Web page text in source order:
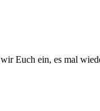
Euch ein, es mal